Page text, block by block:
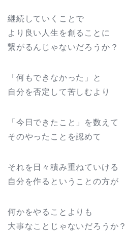
継続していくことで
より良い人生を創ることに
繋がるんじゃないだろうか？
「何もできなかった」と
自分を否定して苦しむより
「今日できたこと」を数えて
そのやったことを認めて
それを日々積み重ねていける
自分を作るということの方が
何かをやることよりも
大事なことじゃないだろうか？